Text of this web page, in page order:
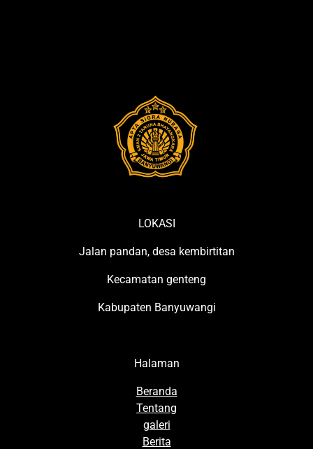
LOKASI
Jalan pandan, desa kembirtitan
Kecamatan genteng
Kabupaten Banyuwangi
Halaman
Beranda
Tentang
galeri
Berita